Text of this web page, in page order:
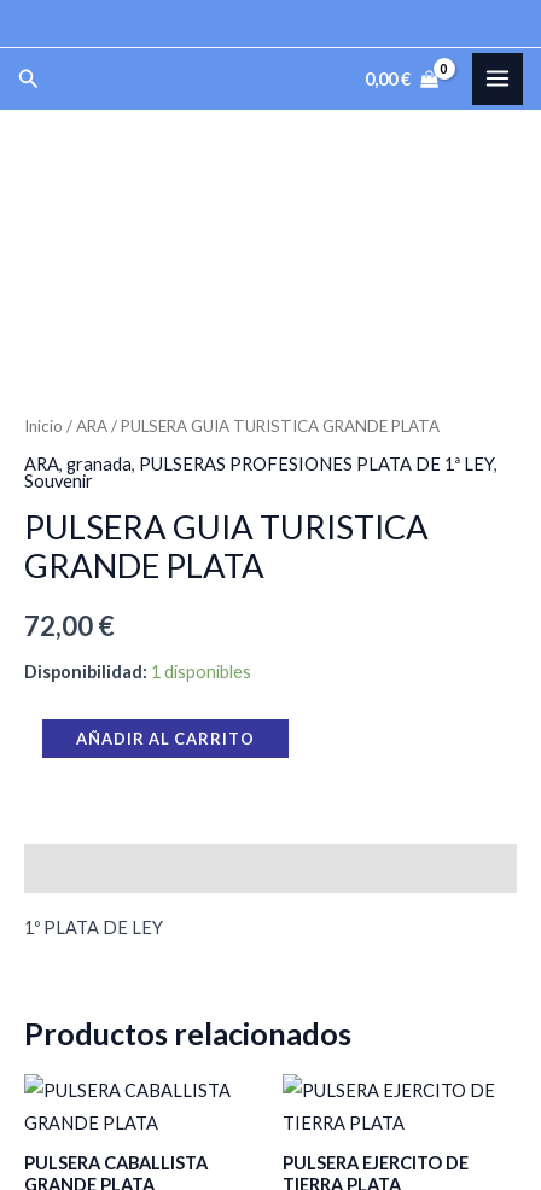
al
contenido
Buscar 0,00€
Inicio /ARA/ PULSERA GUIA TURISTICA GRANDE PLATA
ARA, granada, PULSERAS PROFESIONES PLATA DE 1ª LEY,
Souvenir
PULSERA GUIA TURISTICA
GRANDE PLATA
72,00€
Disponibilidad: 1 disponibles
AÑADIR AL CARRITO
1º PLATA DE LEY
Productos relacionados
PULSERA CABALLISTA
GRANDE PLATA
PULSERA EJERCITO DE
TIERRA PLATA
PLATA
cantidad